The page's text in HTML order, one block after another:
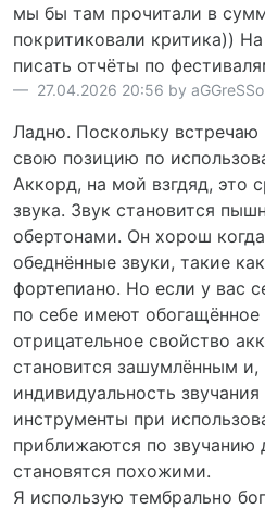
мы бы там прочитали в
покритиковали критика))
писать отчёты по
27.04.2026 20:56 by
Ладно. Поскольку
свою позицию по
Аккорд, на мой взгдяд, это
звука. Звук становится
обертонами. Он хорош
обеднённые звуки, такие
фортепиано. Но если у вас
по себе имеют обогащённое
отрицательное свойство
становится зашумлённым и,
индивидуальность
инструменты при
приближаются по звучанию
становятся похожими.
Я использую тембрально